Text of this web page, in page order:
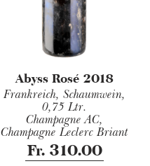
Abyss Rosé 2018
Frankreich, Schaumwein,
0,75 Ltr.
Champagne AC,
Champagne Leclerc Briant
Fr. 310.00